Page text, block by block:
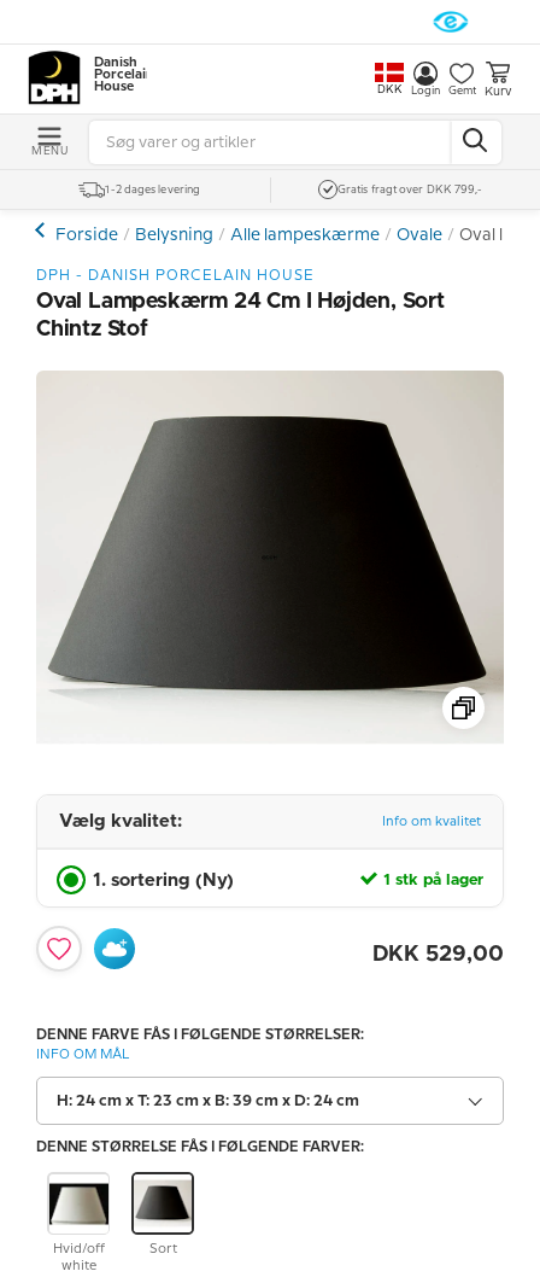
Danish
Porcelain
House
DKK Login Gemt Kurv
MENU
1-2 dages levering Gratis fragt over DKK 799,-
Forside Belysning Alle lampeskærme Ovale Oval
DPH - DANISH PORCELAIN HOUSE
Oval Lampeskærm 24 Cm I Højden, Sort
Chintz Stof
Vælg kvalitet: Info om kvalitet
1. sortering (Ny) 1 stk på lager
DKK 529,00
DENNE FARVE FÅS I FØLGENDE STØRRELSER:
INFO OM MÅL
H: 24 cm x T: 23 cm x B: 39 cm x D: 24 cm
DENNE STØRRELSE FÅS I FØLGENDE FARVER:
Hvid/off
white
Sort